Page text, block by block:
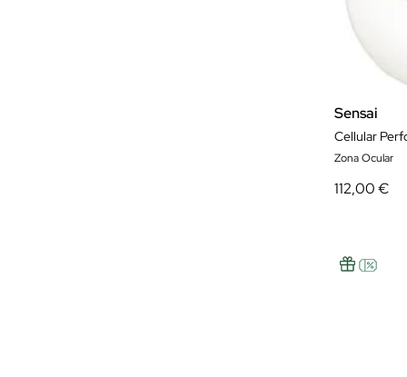
Sensai
Cellular
Zona Ocular
112,00 €